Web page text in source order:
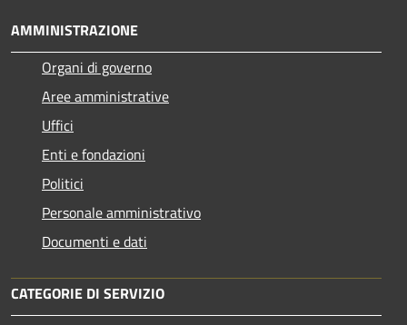
AMMINISTRAZIONE
Organi di governo
Aree amministrative
Uffici
Enti e fondazioni
Politici
Personale amministrativo
Documenti e dati
CATEGORIE DI SERVIZIO